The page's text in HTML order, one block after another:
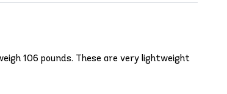
106 pounds. These are very lightweight